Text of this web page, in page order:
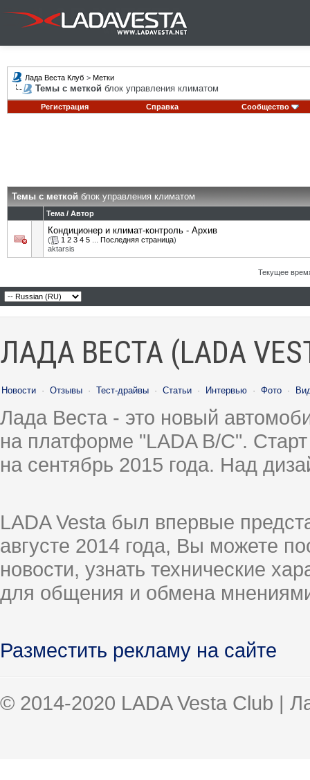
Лада Веста Клуб > Метки
Темы с меткой блок управления климатом
Регистрация Справка Сообщество
Темы с меткойблок управления климатом
Тема / Автор
Кондиционер и климат-контроль - Архив
( 1 2 3 4 5 Последняя страница)
aktarsis
Текущее
ЛАДА ВЕСТА (LADA
Новости · Отзывы · Тест-драйвы · Статьи · Интервью · Фото ·
Лада Веста - это новый
на платформе "LADA B/C".
на сентябрь 2015 года. Над
LADA Vesta был впервые
августе 2014 года, Вы можете
новости, узнать технические
для общения и обмена
Разместить рекламу на сайте
© 2014-2020 LADA Vesta Club |